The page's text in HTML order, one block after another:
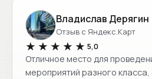
Владислав Дерягин
Отзыв с Яндекс.Карт
★★★★★
★★★★★ 5,0
Отличное место для
мероприятий разного